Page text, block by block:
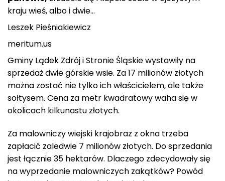
kraju wieś, albo i dwie…
Leszek Pieśniakiewicz
meritum.us
Gminy Lądek Zdrój i Stronie Śląskie wystawiły na
sprzedaż dwie górskie wsie. Za 17 milionów złotych
można zostać nie tylko ich właścicielem, ale także
sołtysem. Cena za metr kwadratowy waha się w
okolicach kilkunastu złotych.
Za malowniczy wiejski krajobraz z okna trzeba
zapłacić zaledwie 7 milionów złotych. Do sprzedania
jest łącznie 35 hektarów. Dlaczego zdecydowały się
na wyprzedanie malowniczych zakątków? Powód